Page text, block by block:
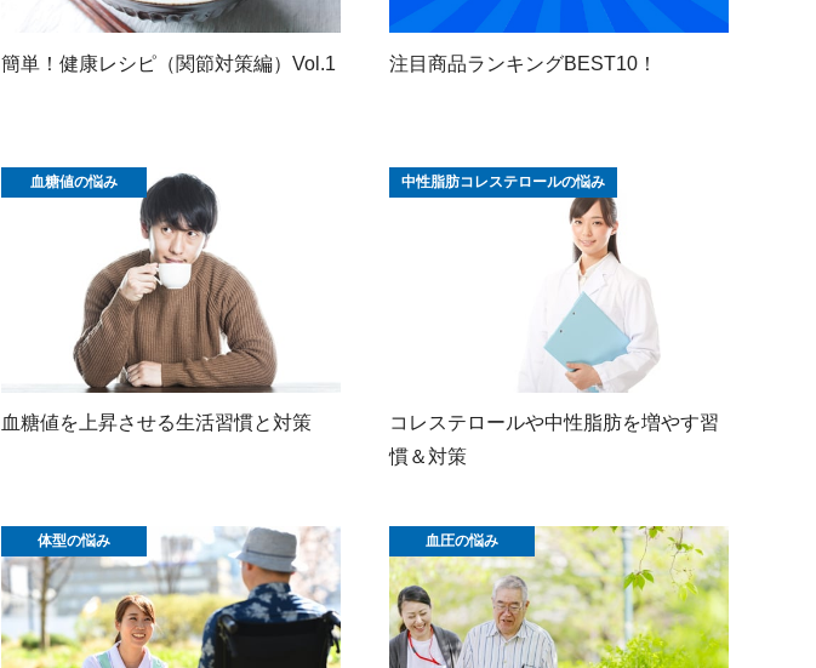
簡単！健康レシピ（関節対策編）Vol.1 注目商品ランキングBEST10！
血糖値の悩み
血糖値を上昇させる生活習慣と対策
中性脂肪コレステロールの悩み
コレステロールや中性脂肪を増やす習
慣＆対策
体型の悩み 血圧の悩み